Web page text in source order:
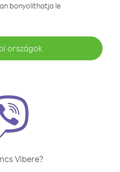
bonyolíthatja le
országok
Vibere?